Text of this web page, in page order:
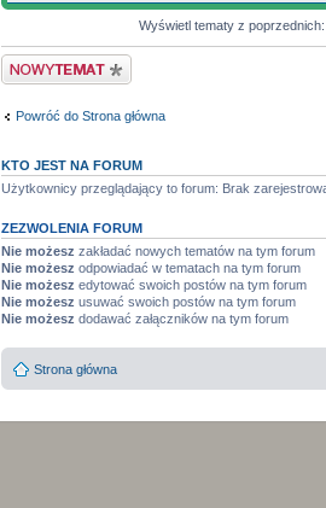
Wyświetl tematy z poprzednich:
Wyślij nowy temat
Powróć do Strona główna
KTO JEST NA FORUM
Użytkownicy przeglądający to forum: Brak
ZEZWOLENIA FORUM
Nie możesz zakładać nowych tematów na tym forum
Nie możesz odpowiadać w tematach na tym forum
Nie możesz edytować swoich postów na tym forum
Nie możesz usuwać swoich postów na tym forum
Nie możesz dodawać załączników na tym forum
Strona główna